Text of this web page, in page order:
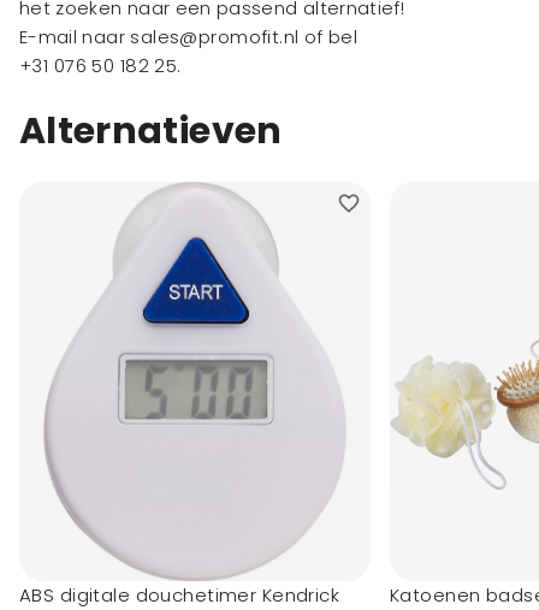
het zoeken naar een passend alternatief!
E-mail naar sales@promofit.nl of bel
+31 076 50 182 25.
Alternatieven
ABS digitale douchetimer Kendrick
Katoenen